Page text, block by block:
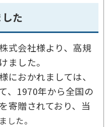
た
式会社様より、高規
ました。
におかれましては、
、1970年から全国の
寄贈されており、当
した。